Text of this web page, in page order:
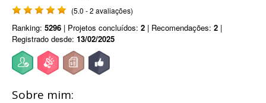
(5.0 - 2 avaliações)
Ranking: 5296 | Projetos concluídos: 2 | Recomendações: 2 |
Registrado desde: 13/02/2025
Sobre mim: